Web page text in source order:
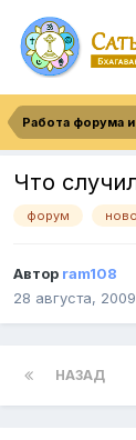
Работа форума и
Что
форум
Автор ram108
28 августа, 2009
НАЗАД